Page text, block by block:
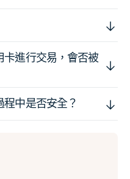
進行交易，會否被
中是否安全？